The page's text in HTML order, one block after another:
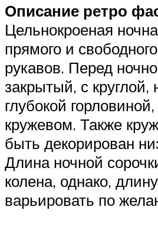
Описание ретро
Цельнокроеная
прямого и
рукавов. Перед
закрытый, с круглой,
глубокой
кружевом. Также
быть декорирован
Длина ночной
колена, однако,
варьировать по